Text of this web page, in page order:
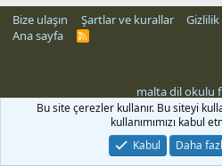
Bize ulaşın Şartlar ve kurallar
Ana sayfa
R
malta dil okulu
siteleri
Bu site çerezler kullanır. Bu siteyi
kullanımımızı kabul
Kabul
Daha